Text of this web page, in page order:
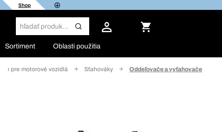
Shop
Sortiment Oblasti použitia
pre motorové vozidlá Sťahováky Oddeľovače a vyťahovače